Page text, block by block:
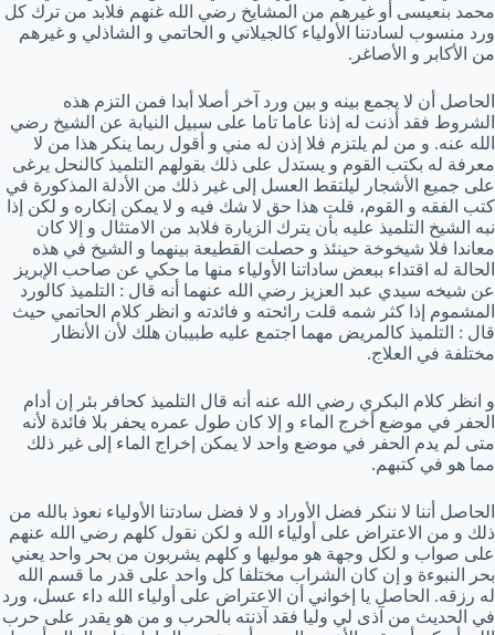
محمد بنعيسى أو غيرهم من المشايخ رضي الله غنهم فلابد من ترك كل
ورد منسوب لسادتنا الأولياء كالجيلاني و الحاتمي و الشاذلي و غيرهم
من الأكابر و الأصاغر.
الحاصل أن لا يجمع بينه و بين ورد آخر أصلا أبدا فمن التزم هذه
الشروط فقد أذنت له إذنا عاما تاما على سبيل النيابة عن الشيخ رضي
الله عنه. و من لم يلتزم فلا إذن له مني و أقول ربما ينكر هذا من لا
معرفة له بكتب القوم و يستدل على ذلك بقولهم التلميذ كالنحل يرغى
على جميع الأشجار ليلتقط العسل إلى غير ذلك من الأدلة المذكورة في
كتب الفقه و القوم، قلت هذا حق لا شك فيه و لا يمكن إنكاره و لكن إذا
نبه الشيخ التلميذ عليه بأن يترك الزيارة فلابد من الامتثال و إلا كان
معاندا فلا شيخوخة حينئذ و حصلت القطيعة بينهما و الشيخ في هذه
الحالة له اقتداء ببعض ساداتنا الأولياء منها ما حكي عن صاحب الإبريز
عن شيخه سيدي عبد العزيز رضي الله عنهما أنه قال : التلميذ كالورد
المشموم إذا كثر شمه قلت رائحته و فائدته و انظر كلام الحاتمي حيث
قال : التلميذ كالمريض مهما اجتمع عليه طبيبان هلك لأن الأنظار
مختلفة في العلاج.
و انظر كلام البكري رضي الله عنه أنه قال التلميذ كحافر بئر إن أدام
الحفر في موضع أخرج الماء و إلا كان طول عمره يحفر بلا فائدة لأنه
متى لم يدم الحفر في موضع واحد لا يمكن إخراج الماء إلى غير ذلك
مما هو في كتبهم.
الحاصل أننا لا ننكر فضل الأوراد و لا فضل سادتنا الأولياء نعوذ بالله من
ذلك و من الاعتراض على أولياء الله و لكن نقول كلهم رضي الله عنهم
على صواب و لكل وجهة هو موليها و كلهم يشربون من بحر واحد يعني
بحر النبوءة و إن كان الشراب مختلفا كل واحد على قدر ما قسم الله
له رزقه. الحاصل يا إخواني أن الاعتراض على أولياء الله داء عسل، ورد
في الحديث من آذى لي وليا فقد آذنته بالحرب و من هو يقدر على حرب